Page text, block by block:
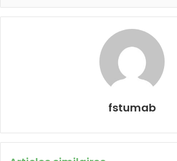
fstumab